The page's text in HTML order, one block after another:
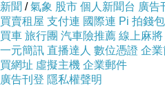
新聞 /氣象 股市 個人新聞台 廣告
買賣租屋 支付連 國際連 Pi 拍錢包
買車 旅行團 汽車險推薦 線上麻將
一元簡訊 直播達人 數位憑證 企
買網址 虛擬主機 企業郵件
廣告刊登 隱私權聲明